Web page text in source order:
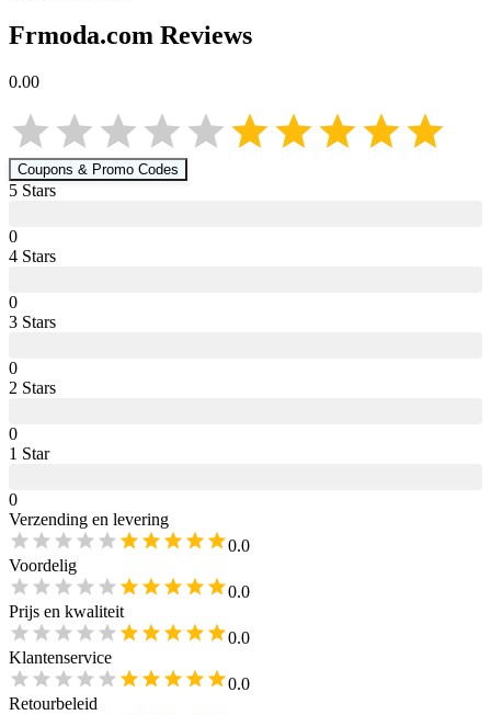
Frmoda.com Reviews
0.00
Coupons & Promo Codes
5 Stars
0
4 Stars
0
3 Stars
0
2 Stars
0
1 Star
0
Verzending en levering
0.0
Voordelig
0.0
Prijs en kwaliteit
0.0
Klantenservice
0.0
Retourbeleid